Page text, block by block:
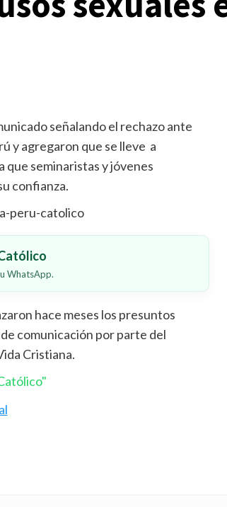
señalando el rechazo ante
y agregaron que se lleve a
que seminaristas y jóvenes
confianza.
WhatsApp.
hace meses los presuntos
comunicación por parte del
Cristiana.